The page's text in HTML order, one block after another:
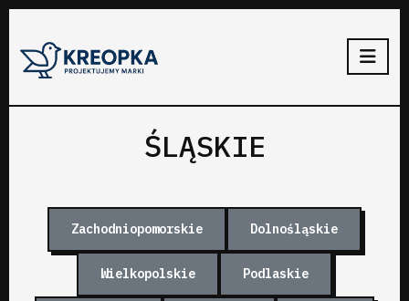
ŚLĄSKIE
Zachodniopomorskie Dolnośląskie
Wielkopolskie Podlaskie